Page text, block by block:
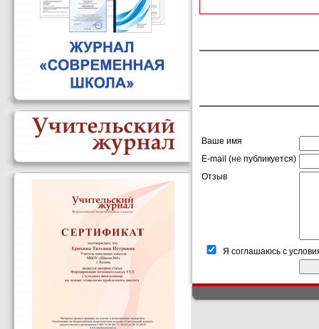
Ваше имя
E-mail (не публикуется)
Отзыв
Я соглашаюсь с